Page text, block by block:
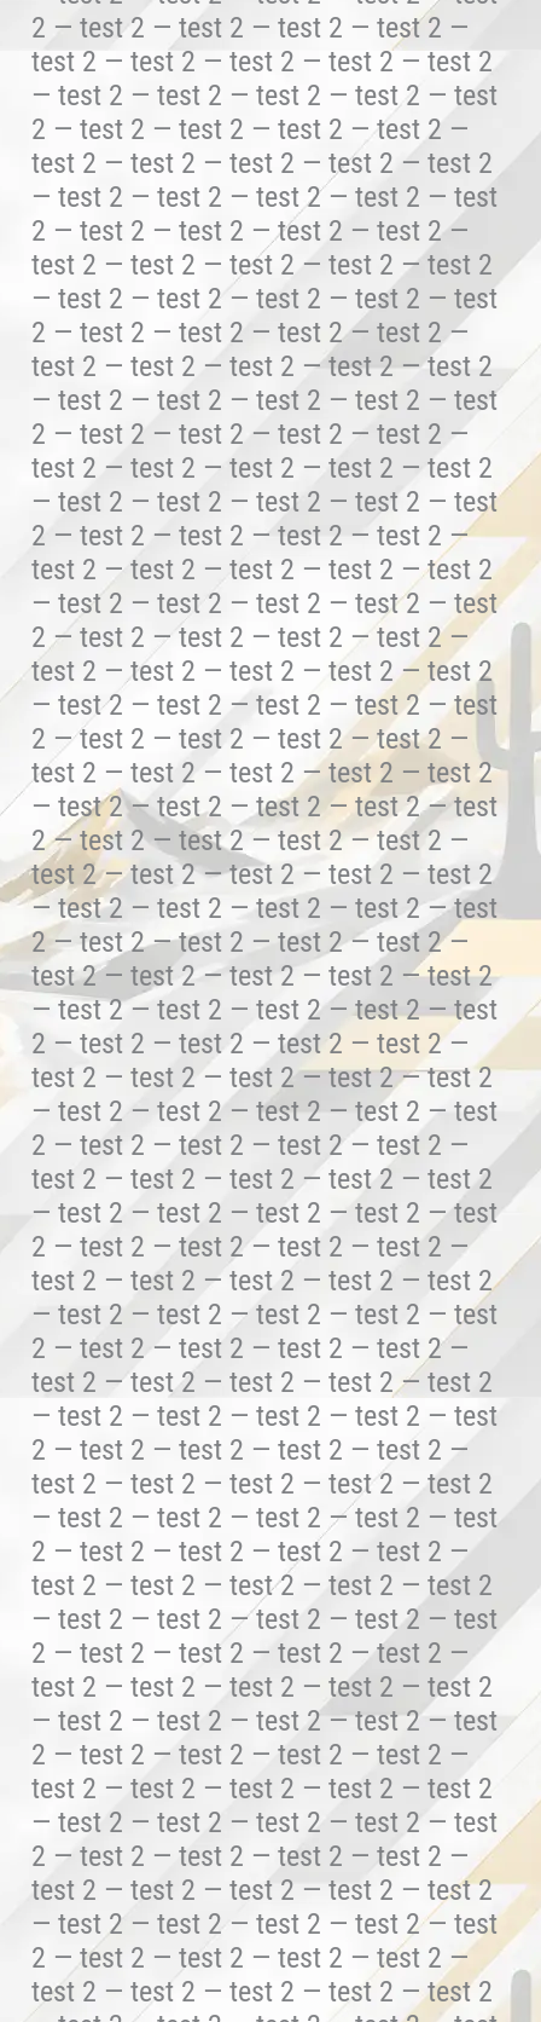
2 — test 2 — test 2 — test 2 — test 2 —
test 2 — test 2 — test 2 — test 2 — test 2
— test 2 — test 2 — test 2 — test 2 — test
2 — test 2 — test 2 — test 2 — test 2 —
test 2 — test 2 — test 2 — test 2 — test 2
— test 2 — test 2 — test 2 — test 2 — test
2 — test 2 — test 2 — test 2 — test 2 —
test 2 — test 2 — test 2 — test 2 — test 2
— test 2 — test 2 — test 2 — test 2 — test
2 — test 2 — test 2 — test 2 — test 2 —
test 2 — test 2 — test 2 — test 2 — test 2
— test 2 — test 2 — test 2 — test 2 — test
2 — test 2 — test 2 — test 2 — test 2 —
test 2 — test 2 — test 2 — test 2 — test 2
— test 2 — test 2 — test 2 — test 2 — test
2 — test 2 — test 2 — test 2 — test 2 —
test 2 — test 2 — test 2 — test 2 — test 2
— test 2 — test 2 — test 2 — test 2 — test
2 — test 2 — test 2 — test 2 — test 2 —
test 2 — test 2 — test 2 — test 2 — test 2
— test 2 — test 2 — test 2 — test 2 — test
2 — test 2 — test 2 — test 2 — test 2 —
test 2 — test 2 — test 2 — test 2 — test 2
— test 2 — test 2 — test 2 — test 2 — test
2 — test 2 — test 2 — test 2 — test 2 —
test 2 — test 2 — test 2 — test 2 — test 2
— test 2 — test 2 — test 2 — test 2 — test
2 — test 2 — test 2 — test 2 — test 2 —
test 2 — test 2 — test 2 — test 2 — test 2
— test 2 — test 2 — test 2 — test 2 — test
2 — test 2 — test 2 — test 2 — test 2 —
test 2 — test 2 — test 2 — test 2 — test 2
— test 2 — test 2 — test 2 — test 2 — test
2 — test 2 — test 2 — test 2 — test 2 —
test 2 — test 2 — test 2 — test 2 — test 2
— test 2 — test 2 — test 2 — test 2 — test
2 — test 2 — test 2 — test 2 — test 2 —
test 2 — test 2 — test 2 — test 2 — test 2
— test 2 — test 2 — test 2 — test 2 — test
2 — test 2 — test 2 — test 2 — test 2 —
test 2 — test 2 — test 2 — test 2 — test 2
— test 2 — test 2 — test 2 — test 2 — test
2 — test 2 — test 2 — test 2 — test 2 —
test 2 — test 2 — test 2 — test 2 — test 2
— test 2 — test 2 — test 2 — test 2 — test
2 — test 2 — test 2 — test 2 — test 2 —
test 2 — test 2 — test 2 — test 2 — test 2
— test 2 — test 2 — test 2 — test 2 — test
2 — test 2 — test 2 — test 2 — test 2 —
test 2 — test 2 — test 2 — test 2 — test 2
— test 2 — test 2 — test 2 — test 2 — test
2 — test 2 — test 2 — test 2 — test 2 —
test 2 — test 2 — test 2 — test 2 — test 2
— test 2 — test 2 — test 2 — test 2 — test
2 — test 2 — test 2 — test 2 — test 2 —
test 2 — test 2 — test 2 — test 2 — test 2
— test 2 — test 2 — test 2 — test 2 — test
2 — test 2 — test 2 — test 2 — test 2 —
test 2 — test 2 — test 2 — test 2 — test 2